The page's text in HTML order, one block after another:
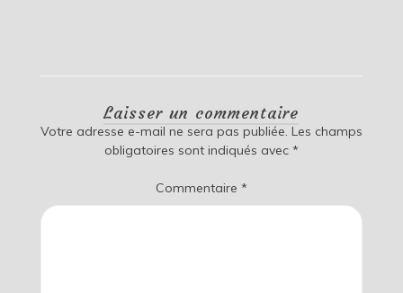
Laisser un commentaire
Votre adresse e-mail ne sera pas publiée. Les champs
obligatoires sont indiqués avec *
Commentaire *